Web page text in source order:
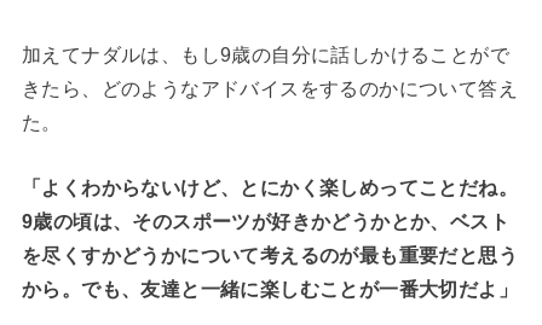
加えてナダルは、もし9歳の自分に話しかけることがで
きたら、どのようなアドバイスをするのかについて答え
た。
「よくわからないけど、とにかく楽しめってことだね。
9歳の頃は、そのスポーツが好きかどうかとか、ベスト
を尽くすかどうかについて考えるのが最も重要だと思う
から。でも、友達と一緒に楽しむことが一番大切だよ」